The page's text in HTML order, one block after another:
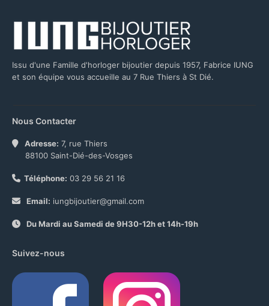
Issu d'une Famille d'horloger bijoutier depuis 1957, Fabrice IUNG
et son équipe vous accueille au 7 Rue Thiers à St Dié.
Nous Contacter
Adresse: 7, rue Thiers
88100 Saint-Dié-des-Vosges
Téléphone: 03 29 56 21 16
Email: iungbijoutier@gmail.com
Du Mardi au Samedi de 9H30-12h et 14h-19h
Suivez-nous